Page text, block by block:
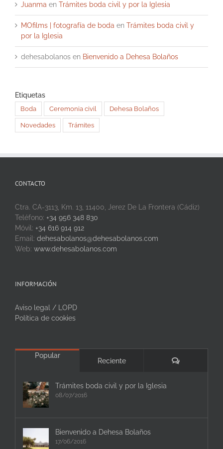
Juanma en Trámites boda civil y por la Iglesia
MOfilms | fotografía de boda en Trámites boda civil y
por la Iglesia
dehesabolanos en Bienvenido a Dehesa Bolaños
Etiquetas
Boda Ceremonia civil Dehesa Bolaños
Novedades Trámites
CONTACTO
Ctra. CA-3113, Km. 13, 11400, Jerez De La Frontera (Cádiz)
Teléfono: +34 956 348 830
Móvil: +34 616 914 912
Email: dehesabolanos@dehesabolanos.com
Web: www.dehesabolanos.com
INFORMACIÓN
Aviso legal / LOPD
Política de cookies
Popular
Reciente Comentarios
Trámites boda civil y por la Iglesia
08/07/2016
Bienvenido a Dehesa Bolaños
17/06/2016